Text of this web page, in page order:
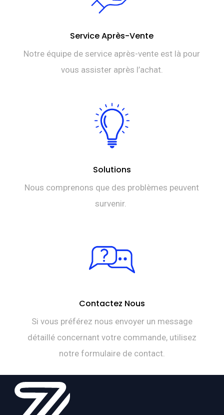
Service Après-Vente
Notre équipe de service après-vente est là pour
vous assister après l’achat.
Solutions
Nous comprenons que des problèmes peuvent
survenir.
Contactez Nous
Si vous préférez nous envoyer un message
détaillé concernant votre commande, utilisez
notre formulaire de contact.